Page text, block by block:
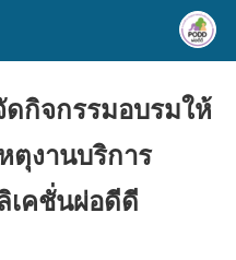
ดกิจกรรมอบรมให้
ตุงานบริการ
เคชั่นผ่อดีดี